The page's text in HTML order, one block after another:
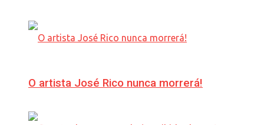
O artista José Rico nunca morrerá!